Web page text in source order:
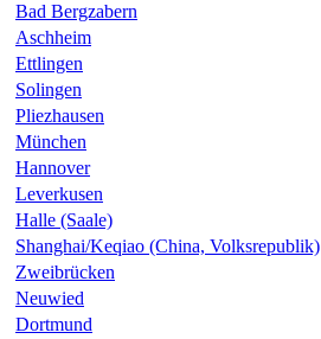
Bad Bergzabern
Aschheim
Ettlingen
Solingen
Pliezhausen
München
Hannover
Leverkusen
Halle (Saale)
Shanghai/Keqiao (China, Volksrepublik)
Zweibrücken
Neuwied
Dortmund